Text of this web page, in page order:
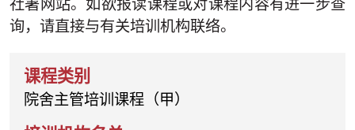
社署网站。如欲报读课程或对课程内容有进一步查
询，请直接与有关培训机构联络。
院舍主管培训课程（甲）